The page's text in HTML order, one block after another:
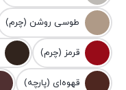
طوسی روشن (چرم)
قرمز (چرم)
قهوه‌ای (پارچه)